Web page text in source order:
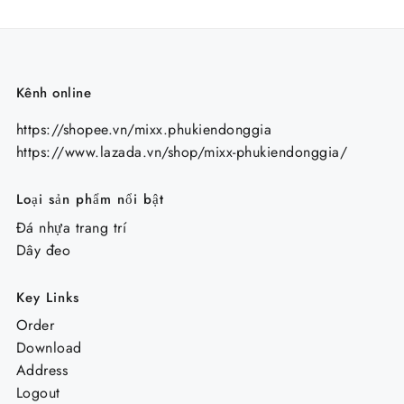
Kênh online
https://shopee.vn/mixx.phukiendonggia
https://www.lazada.vn/shop/mixx-phukiendonggia/
Loại sản phẩm nổi bật
Đá nhựa trang trí
Dây đeo
Key Links
Order
Download
Address
Logout